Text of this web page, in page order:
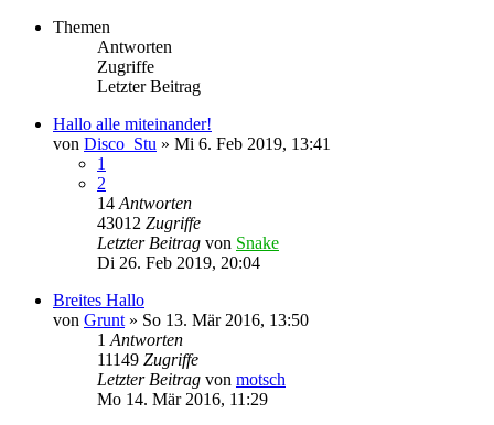
Themen
Antworten
Zugriffe
Letzter Beitrag
Hallo alle miteinander!
von Disco_Stu » Mi 6. Feb 2019, 13:41
1
2
14 Antworten
43012 Zugriffe
Letzter Beitrag von Snake
Di 26. Feb 2019, 20:04
Breites Hallo
von Grunt » So 13. Mär 2016, 13:50
1 Antworten
11149 Zugriffe
Letzter Beitrag von motsch
Mo 14. Mär 2016, 11:29